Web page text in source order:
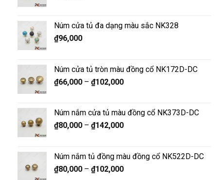
Núm cửa tủ đa dạng màu sắc NK328
₫96,000
Núm cửa tủ tròn màu đồng cổ NK172D-DC
₫66,000– ₫102,000
Núm nắm cửa tủ màu đồng cổ NK373D-DC
₫80,000– ₫142,000
Núm nắm tủ đồng màu đồng cổ NK522D-DC
₫80,000– ₫102,000